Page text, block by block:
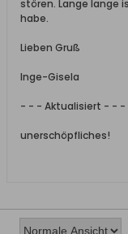
stören. Lange lange
habe.
Lieben Gruß
Inge-Gisela
- - - Aktualisiert - - -
unerschöpfliches!